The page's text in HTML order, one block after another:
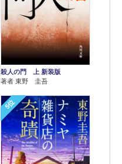
殺人の門 上 新装版
著者 東野 圭吾
5位